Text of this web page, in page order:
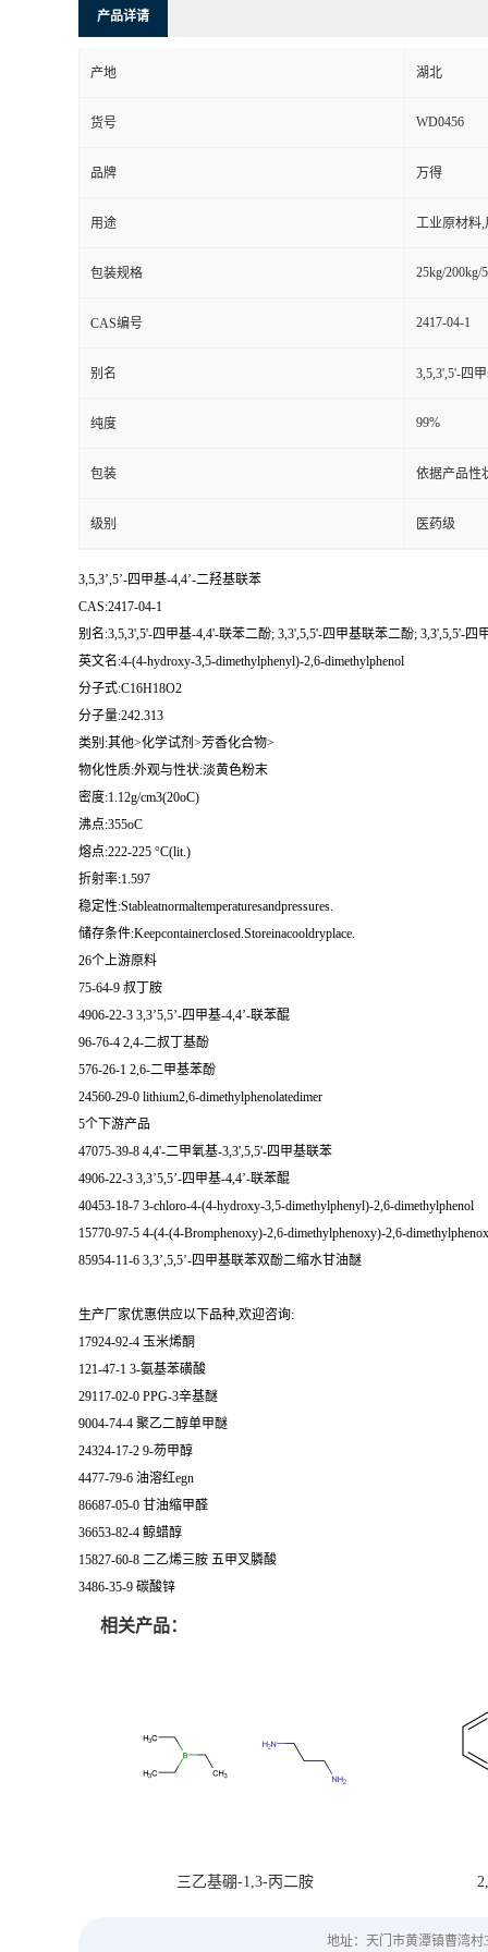
产品详请
产地 湖北
货号 WD0456
品牌 万得
用途 工业原材料
包装规格 25kg/200kg/
CAS编号 2417-04-1
别名 3,5,3',5'-四
纯度 99%
包装 依据产品性
级别 医药级
3,5,3’,5’-四甲基-4,4’-二羟基联苯
CAS:2417-04-1
别名:3,5,3',5'-四甲基-4,4'-联苯二酚; 3,3',5,5'-四甲基联苯二酚; 3,3',5,5'-
英文名:4-(4-hydroxy-3,5-dimethylphenyl)-2,6-dimethylphenol
分子式:C16H18O2
分子量:242.313
类别:其他>化学试剂>芳香化合物>
物化性质:外观与性状:淡黄色粉末
密度:1.12g/cm3(20oC)
沸点:355oC
熔点:222-225 °C(lit.)
折射率:1.597
稳定性:Stableatnormaltemperaturesandpressures.
储存条件:Keepcontainerclosed.Storeinacooldryplace.
26个上游原料
75-64-9 叔丁胺
4906-22-3 3,3’5,5’-四甲基-4,4’-联苯醌
96-76-4 2,4-二叔丁基酚
576-26-1 2,6-二甲基苯酚
24560-29-0 lithium2,6-dimethylphenolatedimer
5个下游产品
47075-39-8 4,4'-二甲氧基-3,3',5,5'-四甲基联苯
4906-22-3 3,3’5,5’-四甲基-4,4’-联苯醌
40453-18-7 3-chloro-4-(4-hydroxy-3,5-dimethylphenyl)-2,6-dimethylphenol
15770-97-5 4-(4-(4-Bromphenoxy)-2,6-dimethylphenoxy)-2,6-
85954-11-6 3,3’,5,5’-四甲基联苯双酚二缩水甘油醚
生产厂家优惠供应以下品种,欢迎咨询:
17924-92-4 玉米烯酮
121-47-1 3-氨基苯磺酸
29117-02-0 PPG-3辛基醚
9004-74-4 聚乙二醇单甲醚
24324-17-2 9-芴甲醇
4477-79-6 油溶红egn
86687-05-0 甘油缩甲醛
36653-82-4 鲸蜡醇
15827-60-8 二乙烯三胺 五甲叉膦酸
3486-35-9 碳酸锌
相关产品：
三乙基硼-1,3-丙二胺
地址：天门市黄潭镇曹湾村